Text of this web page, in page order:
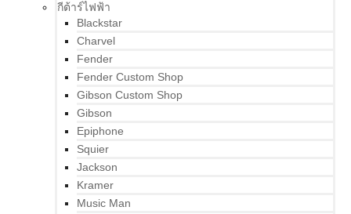
กีต้าร์ไฟฟ้า
Blackstar
Charvel
Fender
Fender Custom Shop
Gibson Custom Shop
Gibson
Epiphone
Squier
Jackson
Kramer
Music Man